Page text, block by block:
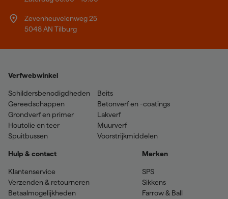
Zevenheuvelenweg 25
5048 AN Tilburg
Verfwebwinkel
Schildersbenodigdheden
Gereedschappen
Grondverf en primer
Houtolie en teer
Spuitbussen
Beits
Betonverf en -coatings
Lakverf
Muurverf
Voorstrijkmiddelen
Hulp & contact
Klantenservice
Verzenden & retourneren
Betaalmogelijkheden
Merken
SPS
Sikkens
Farrow & Ball